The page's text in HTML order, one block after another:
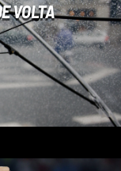
VOLTA